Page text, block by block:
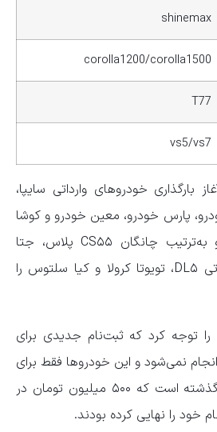
shinemax
corolla1200/corolla1500
T77
vs5/vs7
بارگذاری خودرو‌های وارداتی سایپا،
پارس خودرو، معین خودرو و کوشا
خودرو حضور داشتند و به‌ترتیب چانگان CS۵۵ پلاس، جتا
VS۷، هیوندای النترا، زوتی DL۵، تویوتا کرولا و کیا سلتوس را
توجه کرد که ثبت‌نام جدیدی برای
نمی‌شود و این خودرو‌ها فقط برای
۳۰ هزار ثبت‌نامی سال گذشته است که ۵۰۰ میلیون تومان در
خود را نهایی کرده بودند.